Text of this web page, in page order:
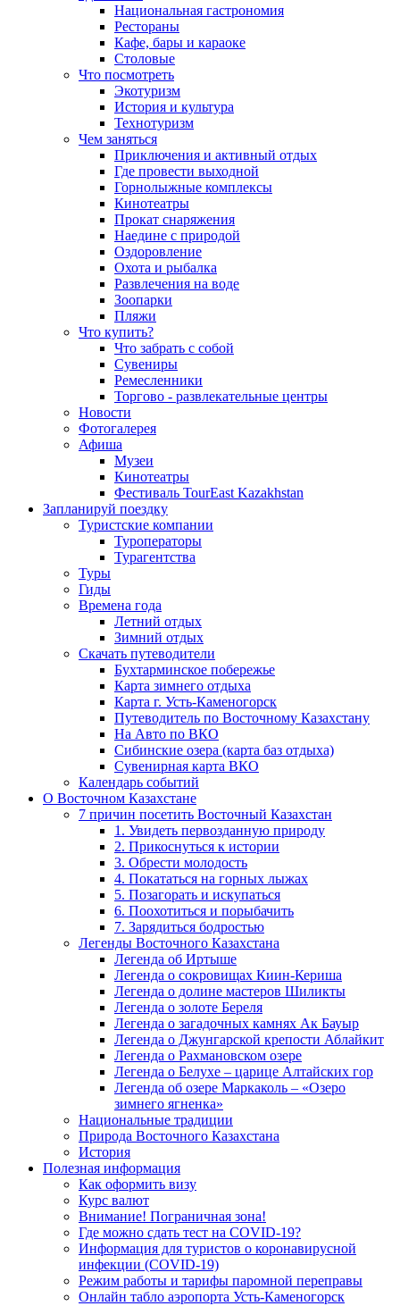
Национальная гастрономия
Рестораны
Кафе, бары и караоке
Столовые
Что посмотреть
Экотуризм
История и культура
Технотуризм
Чем заняться
Приключения и активный отдых
Где провести выходной
Горнолыжные комплексы
Кинотеатры
Прокат снаряжения
Наедине с природой
Оздоровление
Охота и рыбалка
Развлечения на воде
Зоопарки
Пляжи
Что купить?
Что забрать с собой
Сувениры
Ремесленники
Торгово - развлекательные центры
Новости
Фотогалерея
Афиша
Музеи
Кинотеатры
Фестиваль TourEast Kazakhstan
Запланируй поездку
Туристские компании
Туроператоры
Турагентства
Туры
Гиды
Времена года
Летний отдых
Зимний отдых
Скачать путеводители
Бухтарминское побережье
Карта зимнего отдыха
Карта г. Усть-Каменогорск
Путеводитель по Восточному Казахстану
На Авто по ВКО
Сибинские озера (карта баз отдыха)
Сувенирная карта ВКО
Календарь событий
О Восточном Казахстане
7 причин посетить Восточный Казахстан
1. Увидеть первозданную природу
2. Прикоснуться к истории
3. Обрести молодость
4. Покататься на горных лыжах
5. Позагорать и искупаться
6. Поохотиться и порыбачить
7. Зарядиться бодростью
Легенды Восточного Казахстана
Легенда об Иртыше
Легенда о сокровищах Киин-Кериша
Легенда о долине мастеров Шиликты
Легенда о золоте Береля
Легенда о загадочных камнях Ак Бауыр
Легенда о Джунгарской крепости Аблайкит
Легенда о Рахмановском озере
Легенда о Белухе – царице Алтайских гор
Легенда об озере Маркаколь – «Озеро
зимнего ягненка»
Национальные традиции
Природа Восточного Казахстана
История
Полезная информация
Как оформить визу
Курс валют
Внимание! Пограничная зона!
Где можно сдать тест на COVID-19?
Информация для туристов о коронавирусной
инфекции (COVID-19)
Режим работы и тарифы паромной переправы
Онлайн табло аэропорта Усть-Каменогорск